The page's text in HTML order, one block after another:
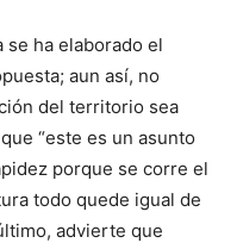
se ha elaborado el
aun así, no
del territorio sea
“este es un asunto
porque se corre el
todo quede igual de
advierte que